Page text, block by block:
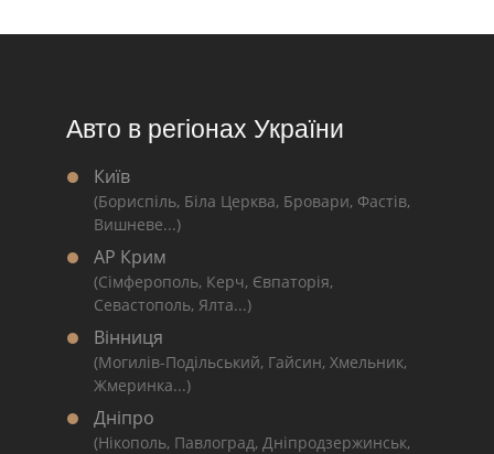
Авто в регіонах України
Київ
(Бориспіль, Біла Церква, Бровари, Фастів,
Вишневе...)
АР Крим
(Сімферополь, Керч, Євпаторія,
Севастополь, Ялта...)
Вінниця
(Могилів-Подільський, Гайсин, Хмельник,
Жмеринка...)
Дніпро
(Нікополь, Павлоград, Дніпродзержинськ,